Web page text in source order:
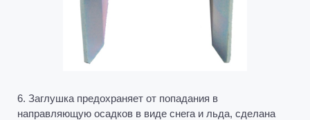
6. Заглушка предохраняет от попадания в
направляющую осадков в виде снега и льда, сделана